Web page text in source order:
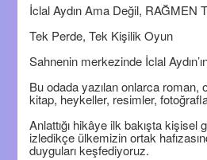
İclal Aydın Ama Değil, RAĞMEN
Tek Perde, Tek Kişilik Oyun
Sahnenin merkezinde İclal
Bu odada yazılan onlarca roman,
kitap, heykeller, resimler,
Anlattığı hikâye ilk bakışta kişisel
izledikçe ülkemizin ortak
duyguları keşfediyoruz.